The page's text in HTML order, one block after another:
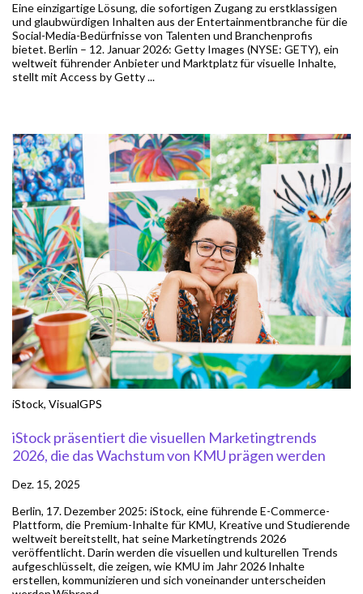
Eine einzigartige Lösung, die sofortigen Zugang zu erstklassigen
und glaubwürdigen Inhalten aus der Entertainmentbranche für die
Social-Media-Bedürfnisse von Talenten und Branchenprofis
bietet. Berlin – 12. Januar 2026: Getty Images (NYSE: GETY), ein
weltweit führender Anbieter und Marktplatz für visuelle Inhalte,
stellt mit Access by Getty ...
iStock, VisualGPS
iStock präsentiert die visuellen Marketingtrends
2026, die das Wachstum von KMU prägen werden
Dez. 15, 2025
Berlin, 17. Dezember 2025: iStock, eine führende E-Commerce-
Plattform, die Premium-Inhalte für KMU, Kreative und Studierende
weltweit bereitstellt, hat seine Marketingtrends 2026
veröffentlicht. Darin werden die visuellen und kulturellen Trends
aufgeschlüsselt, die zeigen, wie KMU im Jahr 2026 Inhalte
erstellen, kommunizieren und sich voneinander unterscheiden